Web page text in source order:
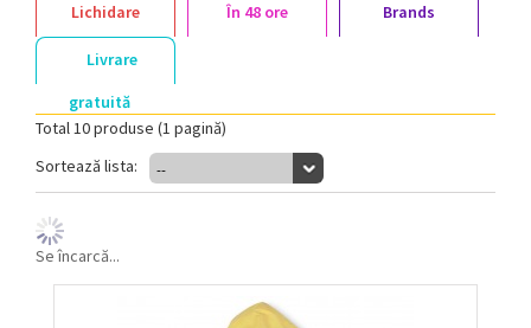
Lichidare În 48 ore Brands
Livrare
gratuită
Total 10 produse (1 pagină)
Sortează lista:
Se încarcă...